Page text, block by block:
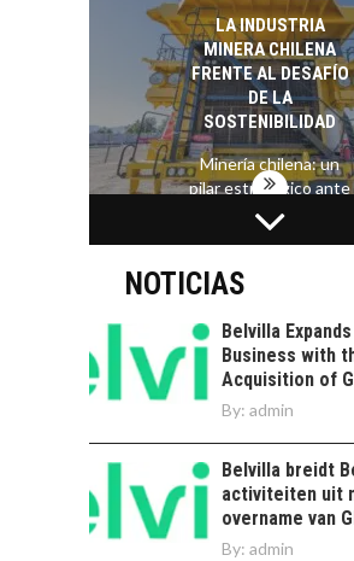
Atacama: Motor
Estratégico para el
Desarrollo Turístico…
LA INDUSTRIA
MINERA CHILENA
FRENTE AL DESAFÍO
DE LA
SOSTENIBILIDAD
Minería chilena: un
pilar estratégico ante
el reto ineludible de…
CAPITAL DE RIESGO
EN CHILE:
OPORTUNIDADES
PARA STARTUPS Y
NUEVOS NEGOCIOS
Capital de riesgo en
Chile: motor de
innovación para
TIPO DE CAMBIO EN
LAS EMPRESAS
CHILENAS
El tipo de cambio
NOTICIAS
Belvilla
Business with
Acquisition of
By: admin
Belvilla breidt
activiteiten uit
overname van
By: admin